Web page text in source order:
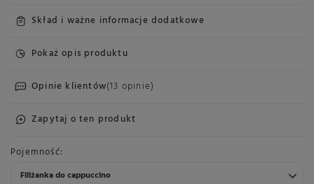
Skład i ważne informacje dodatkowe
Pokaż opis produktu
Opinie klientów(13 opinie)
Zapytaj o ten produkt
Pojemność
Filiżanka do cappuccino